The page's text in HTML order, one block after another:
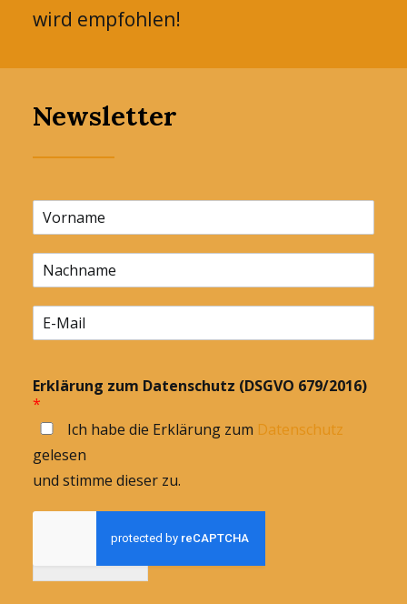
wird empfohlen!
Newsletter
Erklärung zum Datenschutz (DSGVO 679/2016)
*
Ich habe die Erklärung zum Datenschutz
gelesen
und stimme dieser zu.